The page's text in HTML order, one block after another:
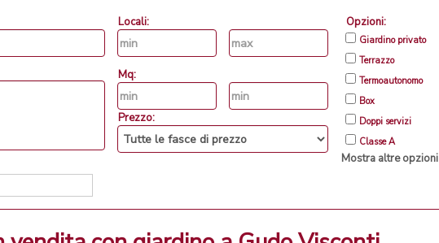
Locali:
Mq:
Prezzo:
Opzioni:
Giardino privato
Terrazzo
Termoautonomo
Box
Doppi servizi
Classe A
Mostra altre opzioni